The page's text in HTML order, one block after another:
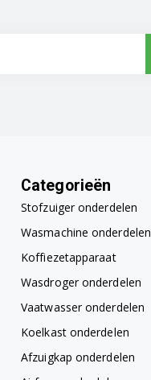
Categorieën
Stofzuiger onderdelen
Wasmachine onderdelen
Koffiezetapparaat
Wasdroger onderdelen
Vaatwasser onderdelen
Koelkast onderdelen
Afzuigkap onderdelen